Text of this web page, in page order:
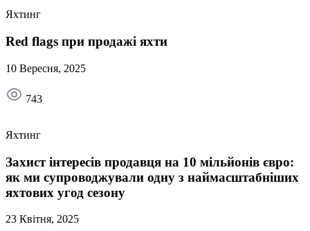
Яхтинг
Red flags при продажі яхти
10 Вересня, 2025
743
Яхтинг
Захист інтересів продавця на 10 мільйонів євро:
як ми супроводжували одну з наймасштабніших
яхтових угод сезону
23 Квітня, 2025